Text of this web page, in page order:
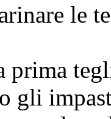
le
prima
gli